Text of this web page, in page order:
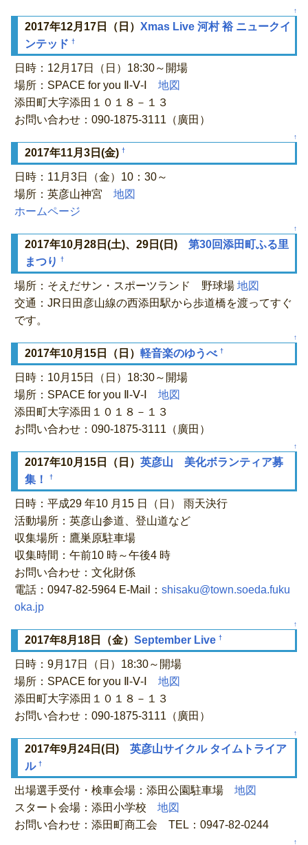
↑
2017年12月17日（日） Xmas Live 河村 裕 ニュークイ
ンテッド †
日時：12月17日（日）18:30～開場
場所：SPACE for you Ⅱ-Ⅴ-Ⅰ 地図
添田町大字添田１０１８－１３
お問い合わせ：090-1875-3111（廣田）
↑
2017年11月3日(金) †
日時：11月3日（金）10：30～
場所：英彦山神宮 地図
ホームページ
↑
2017年10月28日(土)、29日(日) 第30回添田町ふる里
まつり
†
場所：そえだサン・スポーツランド 野球場 地図
交通：JR日田彦山線の西添田駅から歩道橋を渡ってすぐ
です。
↑
2017年10月15日（日） 軽音楽のゆうべ †
日時：10月15日（日）18:30～開場
場所：SPACE for you Ⅱ-Ⅴ-Ⅰ 地図
添田町大字添田１０１８－１３
お問い合わせ：090-1875-3111（廣田）
↑
2017年10月15日（日） 英彦山 美化ボランティア募
集！
†
日時：平成29 年10 月15 日（日） 雨天決行
活動場所：英彦山参道、登山道など
収集場所：鷹巣原駐車場
収集時間：午前10 時～午後4 時
お問い合わせ：文化財係
電話：0947-82-5964 E-Mail： shisaku@town.soeda.fuku
oka.jp
↑
2017年8月18日（金） September Live †
日時：9月17日（日）18:30～開場
場所：SPACE for you Ⅱ-Ⅴ-Ⅰ 地図
添田町大字添田１０１８－１３
お問い合わせ：090-1875-3111（廣田）
↑
2017年9月24日(日) 英彦山サイクル タイムトライア
ル †
出場選手受付・検車会場：添田公園駐車場 地図
スタート会場：添田小学校 地図
お問い合わせ：添田町商工会 TEL：0947-82-0244
↑